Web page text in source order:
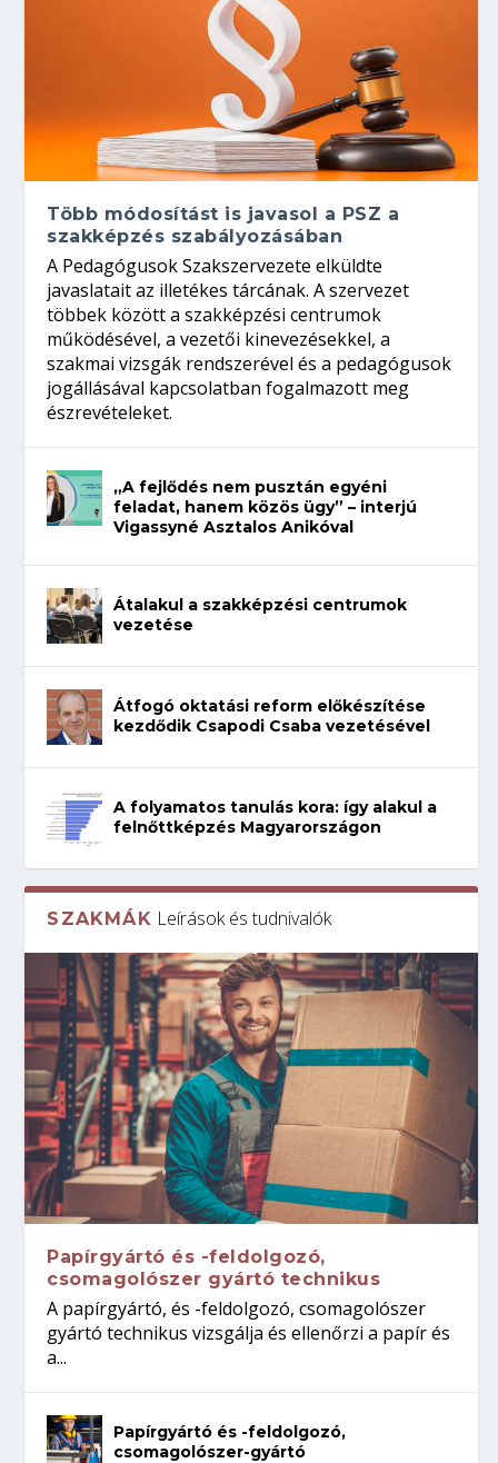
Több módosítást is javasol a PSZ a
szakképzés szabályozásában
A Pedagógusok Szakszervezete elküldte
javaslatait az illetékes tárcának. A szervezet
többek között a szakképzési centrumok
működésével, a vezetői kinevezésekkel, a
szakmai vizsgák rendszerével és a pedagógusok
jogállásával kapcsolatban fogalmazott meg
észrevételeket.
„A fejlődés nem pusztán egyéni
feladat, hanem közös ügy” – interjú
Vigassyné Asztalos Anikóval
Átalakul a szakképzési centrumok
vezetése
Átfogó oktatási reform előkészítése
kezdődik Csapodi Csaba vezetésével
A folyamatos tanulás kora: így alakul a
felnőttképzés Magyarországon
SZAKMÁK Leírások és tudnivalók
Papírgyártó és -feldolgozó,
csomagolószer gyártó technikus
A papírgyártó, és -feldolgozó, csomagolószer
gyártó technikus vizsgálja és ellenőrzi a papír és
a...
Papírgyártó és -feldolgozó,
csomagolószer-gyártó